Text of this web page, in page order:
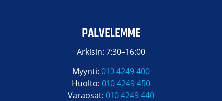
PALVELEMME
Arkisin: 7:30–16:00
Myynti: 010 4249 400
Huolto: 010 4249 450
Varaosat: 010 4249 440